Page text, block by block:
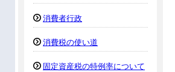
消費者行政
消費税の使い道
固定資産税の特例率について